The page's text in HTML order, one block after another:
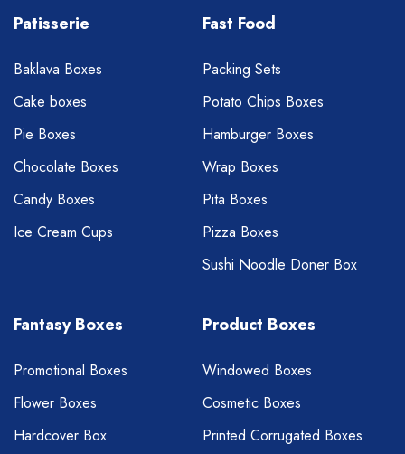
Patisserie
Baklava Boxes
Cake boxes
Pie Boxes
Chocolate Boxes
Candy Boxes
Ice Cream Cups
Fast Food
Packing Sets
Potato Chips Boxes
Hamburger Boxes
Wrap Boxes
Pita Boxes
Pizza Boxes
Sushi Noodle Doner Box
Fantasy Boxes
Promotional Boxes
Flower Boxes
Hardcover Box
Product Boxes
Windowed Boxes
Cosmetic Boxes
Printed Corrugated Boxes